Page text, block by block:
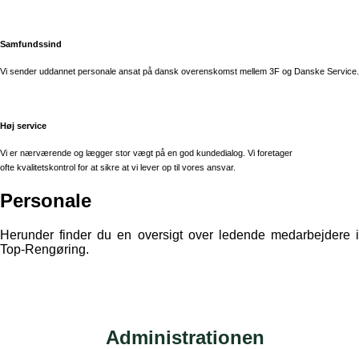
Samfundssind
Vi sender uddannet personale ansat på dansk overenskomst mellem 3F og Danske Service.
Høj service
Vi er nærværende og lægger stor vægt på en god kundedialog. Vi foretager
ofte kvalitetskontrol for at sikre at vi lever op til vores ansvar.
Personale
Herunder finder du en oversigt over ledende medarbejdere i
Top-Rengøring.
Administrationen